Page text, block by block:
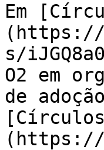
Em
(https://
s/
O2 em
de
(https://